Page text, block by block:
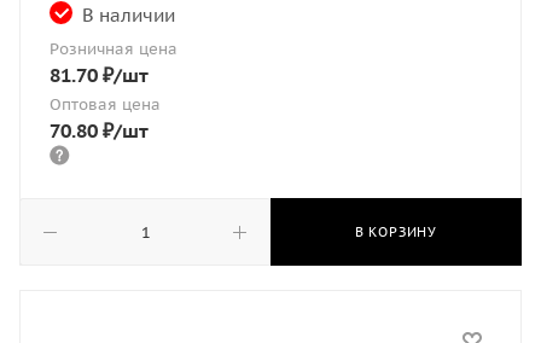
В наличии
Розничная цена
81.70 ₽/шт
Оптовая цена
70.80 ₽/шт
В КОРЗИНУ